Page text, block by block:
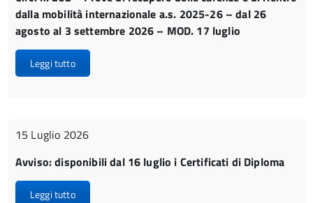
dalla mobilità internazionale a.s. 2025-26 – dal 26
agosto al 3 settembre 2026 – MOD. 17 luglio
Leggi tutto
15 Luglio 2026
Avviso: disponibili dal 16 luglio i Certificati di Diploma
Leggi tutto